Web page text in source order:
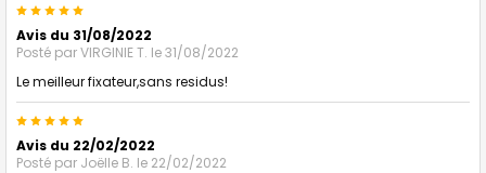
5
Avis du 31/08/2022
Posté parVIRGINIE T. le 31/08/2022
Le meilleur fixateur,sans residus!
5
Avis du 22/02/2022
Posté par Joëlle B. le 22/02/2022